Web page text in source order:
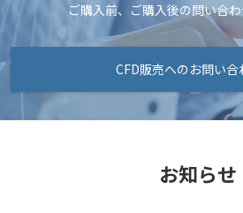
ご購入前、ご購入後の問い合
CFD販売へのお問い合
お知らせ